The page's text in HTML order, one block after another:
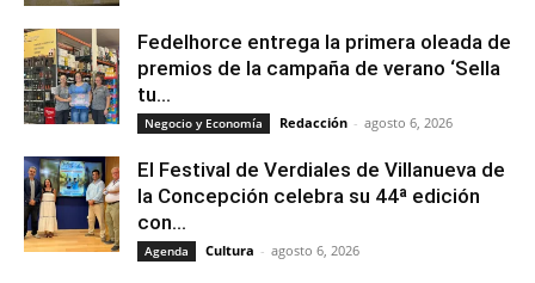
Fedelhorce entrega la primera oleada de
premios de la campaña de verano ‘Sella
tu...
Negocio y Economía Redacción - agosto 6, 2026
El Festival de Verdiales de Villanueva de
la Concepción celebra su 44ª edición
con...
Agenda Cultura - agosto 6, 2026